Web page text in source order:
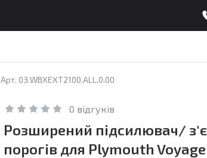
Арт. 03.WBXEXT2100.ALL.0.00
0 відгуків
Розширений підсилювач/
порогів для Plymouth